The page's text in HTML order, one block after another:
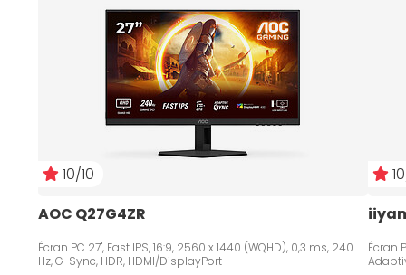
10/10
AOC Q27G4ZR
Écran PC 27", Fast IPS, 16:9, 2560 x 1440 (WQHD), 0,3 ms, 240
Hz, G-Sync, HDR, HDMI/DisplayPort
Écran PC 23.8", Fast IPS,